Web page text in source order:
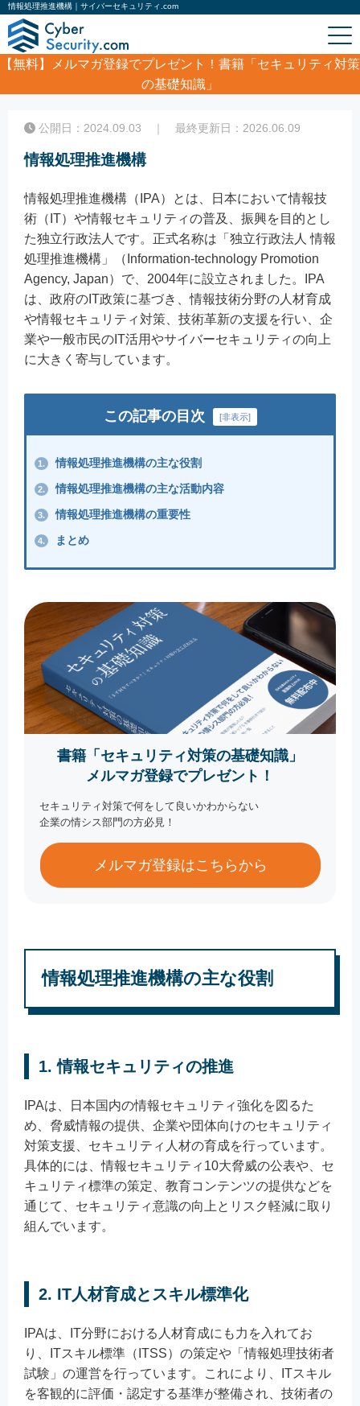
情報処理推進機構｜サイバーセキュリティ.com
【無料】
メルマガ登録でプレゼント！書籍「セキュリティ対策
の基礎知識」
情報処理推進機構
公開日：2024.09.03 ｜ 最終更新日：2026.06.09
情報処理推進機構
情報処理推進機構（IPA）とは、日本において情報技
術（IT）や情報セキュリティの普及、振興を目的とし
た独立行政法人です。正式名称は「独立行政法人 情報
処理推進機構」（Information-technology Promotion
Agency, Japan）で、2004年に設立されました。IPA
は、政府のIT政策に基づき、情報技術分野の人材育成
や情報セキュリティ対策、技術革新の支援を行い、企
業や一般市民のIT活用やサイバーセキュリティの向上
に大きく寄与しています。
この記事の目次 [非表示]
1. 情報処理推進機構の主な役割
2. 情報処理推進機構の主な活動内容
3. 情報処理推進機構の重要性
4. まとめ
書籍「セキュリティ対策の基礎知識」
メルマガ登録でプレゼント！
セキュリティ対策で何をして良いかわからない
企業の情シス部門の方必見！
メルマガ登録はこちらから
情報処理推進機構の主な役割
1. 情報セキュリティの推進
IPAは、日本国内の情報セキュリティ強化を図るた
め、脅威情報の提供、企業や団体向けのセキュリティ
対策支援、セキュリティ人材の育成を行っています。
具体的には、情報セキュリティ10大脅威の公表や、セ
キュリティ標準の策定、教育コンテンツの提供などを
通じて、セキュリティ意識の向上とリスク軽減に取り
組んでいます。
2. IT人材育成とスキル標準化
IPAは、IT分野における人材育成にも力を入れてお
り、ITスキル標準（ITSS）の策定や「情報処理技術者
試験」の運営を行っています。これにより、ITスキル
を客観的に評価・認定する基準が整備され、技術者の